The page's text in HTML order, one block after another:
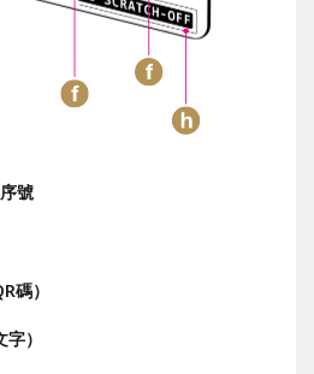
序號
碼）
）